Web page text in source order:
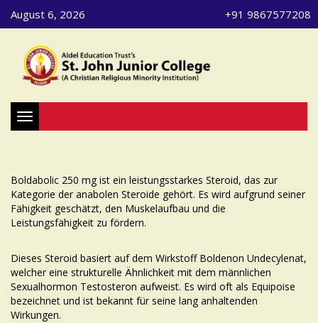
August 6, 2026 +91 9867577208
Toggle navigation
Boldabolic 250 mg ist ein leistungsstarkes Steroid, das zur
Kategorie der anabolen Steroide gehört. Es wird aufgrund seiner
Fähigkeit geschätzt, den Muskelaufbau und die
Leistungsfähigkeit zu fördern.
Dieses Steroid basiert auf dem Wirkstoff Boldenon Undecylenat,
welcher eine strukturelle Ähnlichkeit mit dem männlichen
Sexualhormon Testosteron aufweist. Es wird oft als Equipoise
bezeichnet und ist bekannt für seine lang anhaltenden
Wirkungen.